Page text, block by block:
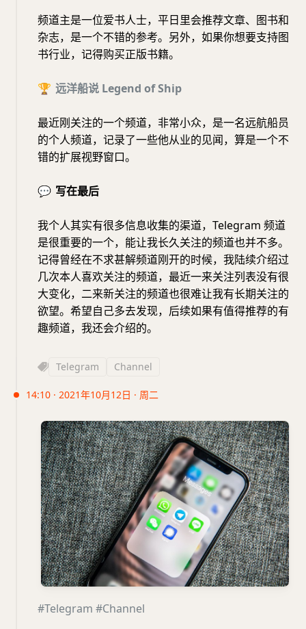
频道主是一位爱书人士，平日里会推荐文章、图书和
杂志，是一个不错的参考。另外，如果你想要支持图
书行业，记得购买正版书籍。
🏆 远洋船说 Legend of Ship
最近刚关注的一个频道，非常小众，是一名远航船员
的个人频道，记录了一些他从业的见闻，算是一个不
错的扩展视野窗口。
💬 写在最后
我个人其实有很多信息收集的渠道，Telegram 频道
是很重要的一个，能让我长久关注的频道也并不多。
记得曾经在不求甚解频道刚开的时候，我陆续介绍过
几次本人喜欢关注的频道，最近一来关注列表没有很
大变化，二来新关注的频道也很难让我有长期关注的
欲望。希望自己多去发现，后续如果有值得推荐的有
趣频道，我还会介绍的。
Telegram Channel
14:10 · 2021年10月12日 · 周二
#Telegram #Channel